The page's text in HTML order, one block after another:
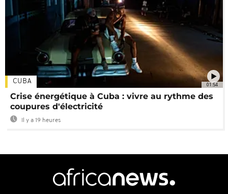
01:54
CUBA
Crise énergétique à Cuba : vivre au rythme des
coupures d'électricité
Il y a 19 heures